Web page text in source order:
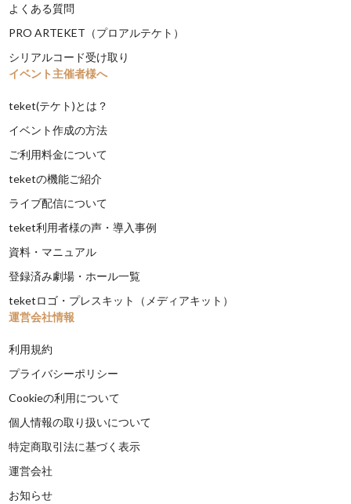
よくある質問
PRO ARTEKET（プロアルテケト）
シリアルコード受け取り
イベント主催者様へ
teket(テケト)とは？
イベント作成の方法
ご利用料金について
teketの機能ご紹介
ライブ配信について
teket利用者様の声・導入事例
資料・マニュアル
登録済み劇場・ホール一覧
teketロゴ・プレスキット（メディアキット）
運営会社情報
利用規約
プライバシーポリシー
Cookieの利用について
個人情報の取り扱いについて
特定商取引法に基づく表示
運営会社
お知らせ